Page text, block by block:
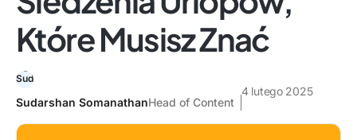
Które Musisz Znać
Sudarshan SomanathanHead of Content
4 lutego 2025